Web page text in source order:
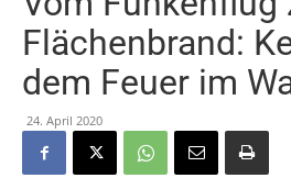
Flächenbrand:
dem Feuer im
24. April 2020